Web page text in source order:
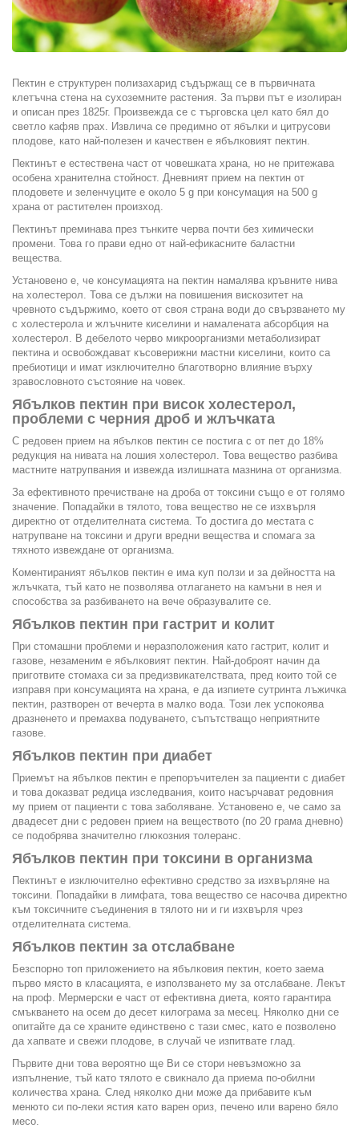
Пектин е структурен полизахарид съдържащ се в първичната
клетъчна стена на сухоземните растения. За първи път е изолиран
и описан през 1825г. Произвежда се с търговска цел като бял до
светло кафяв прах. Извлича се предимно от ябълки и цитрусови
плодове, като най-полезен и качествен е ябълковият пектин.
Пектинът е естествена част от човешката храна, но не притежава
особена хранителна стойност. Дневният прием на пектин от
плодовете и зеленчуците е около 5 g при консумация на 500 g
храна от растителен произход.
Пектинът преминава през тънките черва почти без химически
промени. Това го прави едно от най-ефикасните баластни
вещества.
Установено е, че консумацията на пектин намалява кръвните нива
на холестерол. Това се дължи на повишения вискозитет на
чревното съдържимо, което от своя страна води до свързването му
с холестерола и жлъчните киселини и намалената абсорбция на
холестерол. В дебелото черво микроорганизми метаболизират
пектина и освобождават късоверижни мастни киселини, които са
пребиотици и имат изключително благотворно влияние върху
зравословното състояние на човек.
Ябълков пектин при висок холестерол,
проблеми с черния дроб и жлъчката
С редовен прием на ябълков пектин се постига с от пет до 18%
редукция на нивата на лошия холестерол. Това вещество разбива
мастните натрупвания и извежда излишната мазнина от организма.
За ефективното пречистване на дроба от токсини също е от голямо
значение. Попадайки в тялото, това вещество не се изхвърля
директно от отделителната система. То достига до местата с
натрупване на токсини и други вредни вещества и спомага за
тяхното извеждане от организма.
Коментираният ябълков пектин е има куп ползи и за дейността на
жлъчката, тъй като не позволява отлагането на камъни в нея и
способства за разбиването на вече образувалите се.
Ябълков пектин при гастрит и колит
При стомашни проблеми и неразположения като гастрит, колит и
газове, незаменим е ябълковият пектин. Най-доброят начин да
приготвите стомаха си за предизвикателствата, пред които той се
изправя при консумацията на храна, е да изпиете сутринта лъжичка
пектин, разтворен от вечерта в малко вода. Този лек успокоява
дразненето и премахва подуването, съпътстващо неприятните
газове.
Ябълков пектин при диабет
Приемът на ябълков пектин е препоръчителен за пациенти с диабет
и това доказват редица изследвания, които насърчават редовния
му прием от пациенти с това заболяване. Установено е, че само за
двадесет дни с редовен прием на веществото (по 20 грама дневно)
се подобрява значително глюкозния толеранс.
Ябълков пектин при токсини в организма
Пектинът е изключително ефективно средство за изхвърляне на
токсини. Попадайки в лимфата, това вещество се насочва директно
към токсичните съединения в тялото ни и ги изхвърля чрез
отделителната система.
Ябълков пектин за отслабване
Безспорно топ приложението на ябълковия пектин, което заема
първо място в класацията, е използването му за отслабване. Лекът
на проф. Мермерски е част от ефективна диета, която гарантира
смъкването на осем до десет килограма за месец. Няколко дни се
опитайте да се храните единствено с тази смес, като е позволено
да хапвате и свежи плодове, в случай че изпитвате глад.
Първите дни това вероятно ще Ви се стори невъзможно за
изпълнение, тъй като тялото е свикнало да приема по-обилни
количества храна. След няколко дни може да прибавите към
менюто си по-леки ястия като варен ориз, печено или варено бяло
месо.